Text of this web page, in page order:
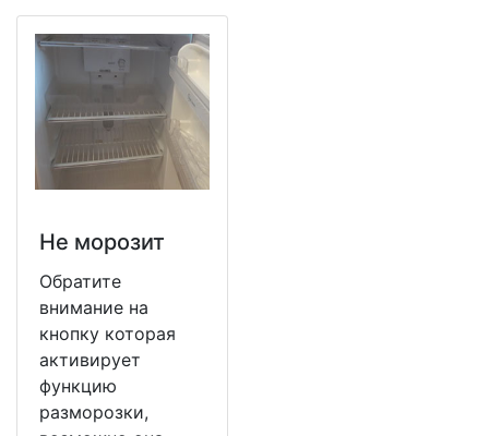
Не морозит
Обратите
внимание на
кнопку которая
активирует
функцию
разморозки,